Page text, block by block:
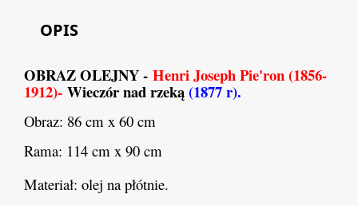
OPIS
OBRAZ OLEJNY - Henri Joseph Pie'ron (1856-
1912)- Wieczór nad rzeką(1877 r).
Obraz: 86 cm x 60 cm
Rama: 114 cm x 90 cm
Materiał: olej na płótnie.